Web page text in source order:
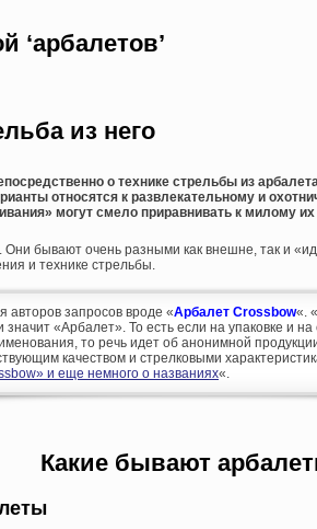
‘арбалетов’
из него
о технике стрельбы из
относятся к развлекательному и
могут смело приравнивать к милому
бывают очень разными как внешне, так и
и технике стрельбы.
запросов вроде «Арбалет Crossbow«.
значит «Арбалет». То есть если на упаковке и
то речь идет об анонимной
качеством и стрелковыми
и еще немного о названиях«.
Какие бывают